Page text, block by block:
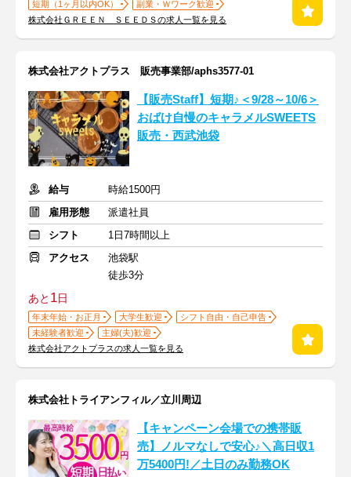
短期（1ヶ月以内OK）
副業・Ｗワーク歓迎
株式会社ＧＲＥＥＮ ＳＥＥＤＳの求人一覧を見る
株式会社アクトプラス 販売事業部/aphs3577-01
【販売Staff】短期♪＜9/28～10/6＞
おばけ自慢のキャラメルSWEETS
販売・西武池袋
給与
時給1500円
雇用形態
派遣社員
シフト
1日7時間以上
アクセス
池袋駅
徒歩3分
あと 1日
年末年始・お正月 大学生歓迎
シフト自由・自己申告
未経験者歓迎
主婦(夫)歓迎
株式会社アクトプラスの求人一覧を見る
株式会社トライアンフィル／立川周辺
【キャンペーン会場での携帯販
売】ノルマなしで安心♪＼高日収1
万5400円!／土日のみ勤務OK